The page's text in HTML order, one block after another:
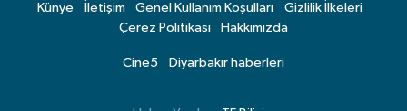
Künye İletişim Genel Kullanım Koşulları
Gizlilik İlkeleri
Çerez Politikası
Hakkımızda
Cine5 Diyarbakır haberleri